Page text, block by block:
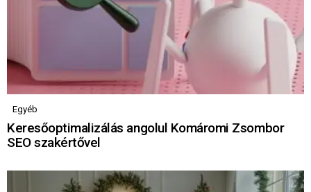
Egyéb
Keresőoptimalizálás angolul Komáromi Zsombor
SEO szakértővel